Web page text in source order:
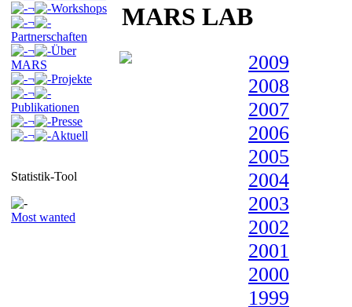
¬
Workshops
¬
Partnerschaften
¬
Über
MARS
¬
Projekte
¬
Publikationen
¬
Presse
¬
Aktuell
Statistik-Tool
Most wanted
MARS LAB
2009
2008
2007
2006
2005
2004
2003
2002
2001
2000
1999